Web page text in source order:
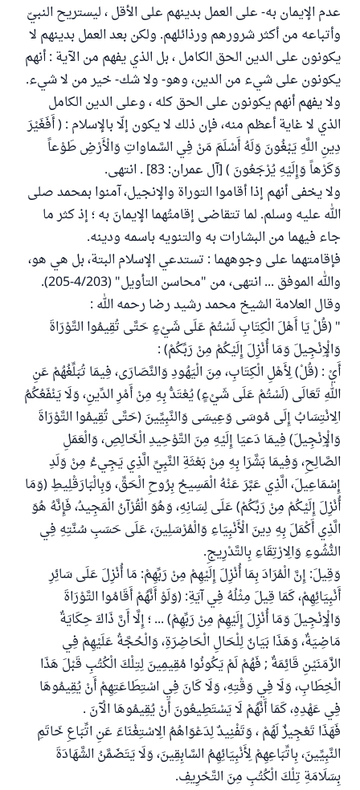
عدم الإيمان به- على العمل بدينهم على الأقل ، ليستريح النبيّ
وأتباعه من أكثر شرورهم ورذائلهم. ولكن بعد العمل بدينهم لا
يكونون على الدين الحق الكامل ، بل الذي يفهم من الآية : أنهم
يكونون على شيء من الدين، وهو- ولا شك- خير من لا شيء.
ولا يفهم أنهم يكونون على الحق كله ، وعلى الدين الكامل
الذي لا غاية أعظم منه، فإن ذلك لا يكون إلّا بالإسلام : ( أَفَغَيْرَ
دِينِ اللَّهِ يَبْغُونَ وَلَهُ أَسْلَمَ مَنْ فِي السَّماواتِ وَالْأَرْضِ طَوْعاً
وَكَرْهاً وَإِلَيْهِ يُرْجَعُونَ ) [آل عمران: 83] . انتهى.
ولا يخفى أنهم إذا أقاموا التوراة والإنجيل، آمنوا بمحمد صلى
الله عليه وسلم. لما تتقاضى إقامتُهما الإيمانَ به ؛ إذ كثر ما
جاء فيهما من البشارات به والتنويه باسمه ودينه.
فإقامتهما على وجوههما : تستدعي الإسلام البتة، بل هي هو،
والله الموفق ... انتهى، من "محاسن التأويل" (4/203-205).
وقال العلامة الشيخ محمد رشيد رضا رحمه الله :
" (قُلْ يَا أَهْلَ الْكِتَابِ لَسْتُمْ عَلَى شَيْءٍ حَتَّى تُقِيمُوا التَّوْرَاةَ
وَالْإِنْجِيلَ وَمَا أُنْزِلَ إِلَيْكُمْ مِنْ رَبِّكُمْ) :
أَيْ : (قُلْ) لِأَهْلِ الْكِتَابِ، مِنَ الْيَهُودِ وَالنَّصَارَى، فِيمَا تُبَلِّغُهُمْ عَنِ
اللهِ تَعَالَى (لَسْتُمْ عَلَى شَيْءٍ) يُعْتَدُّ بِهِ مِنْ أَمْرِ الدِّينِ، وَلَا يَنْفَعُكُمُ
الِانْتِسَابُ إِلَى مُوسَى وَعِيسَى وَالنَّبِيِّينَ (حَتَّى تُقِيمُوا التَّوْرَاةَ
وَالْإِنْجِيلَ) فِيمَا دَعيَا إِلَيْهِ مِنَ التَّوْحِيدِ الْخَالِصِ، وَالْعَمَلِ
الصَّالِحِ، وَفِيمَا بَشَّرَا بِهِ مِنْ بَعْثَةِ النَّبِيِّ الَّذِي يَجِيءُ مِنْ وَلَدِ
إِسْمَاعِيلَ، الَّذِي عَبَّرَ عَنْهُ الْمَسِيحُ بِرُوحِ الْحَقِّ، وَبِالْبَارَقْلِيطِ (وَمَا
أُنْزِلَ إِلَيْكُمْ مِنْ رَبِّكُمْ) عَلَى لِسَانِهِ، وَهُوَ الْقُرْآنُ الْمَجِيدُ، فَإِنَّهُ هُوَ
الَّذِي أَكْمَلَ بِهِ دِينَ الْأَنْبِيَاءِ وَالْمُرْسَلِينَ، عَلَى حَسَبِ سُنَّتِهِ فِي
النُّشُوءِ وَالِارْتِقَاءِ بِالتَّدْرِيجِ.
وَقِيلَ: إِنَّ الْمُرَادَ بِمَا أُنْزِلَ إِلَيْهِمْ مِنْ رَبِّهِمْ: مَا أُنْزِلَ عَلَى سَائِرِ
أَنْبِيَائِهِمْ، كَمَا قِيلَ مِثْلُهُ فِي آيَةِ: (وَلَوْ أَنَّهُمْ أَقَامُوا التَّوْرَاةَ
وَالْإِنْجِيلَ وَمَا أُنْزِلَ إِلَيْهِمْ مِنْ رَبِّهِمْ) ... ؛ إِلَّا أَنَّ ذَاكَ حِكَايَةٌ
مَاضِيَةٌ، وَهَذَا بَيَانٌ لِلْحَالِ الْحَاضِرَةِ، وَالْحُجَّةُ عَلَيْهِمْ فِي
الزَّمَنَيْنِ قَائِمَةٌ ; فَهُمْ لَمْ يَكُونُوا مُقِيمِينَ لِتِلْكَ الْكُتُبِ قَبْلَ هَذَا
الْخِطَابِ، وَلَا فِي وَقْتِهِ، وَلَا كَانَ فِي اسْتِطَاعَتِهِمْ أَنْ يُقِيمُوهَا
فِي عَهْدِهِ، كَمَا أَنَّهُمْ لَا يَسْتَطِيعُونَ أَنْ يُقِيمُوهَا الْآنَ .
فَهَذَا تَعْجِيزٌ لَهُمْ ، وَتَفْنِيدٌ لِدَعْوَاهُمُ الِاسْتِغْنَاءَ عَنِ اتِّبَاعِ خَاتَمِ
النَّبِيِّينَ، بِاتِّبَاعِهِمْ لِأَنْبِيَائِهِمُ السَّابِقِينَ، وَلَا يَتَضَمَّنُ الشَّهَادَةَ
بِسَلَامَةِ تِلْكَ الْكُتُبِ مِنَ التَّحْرِيفِ.